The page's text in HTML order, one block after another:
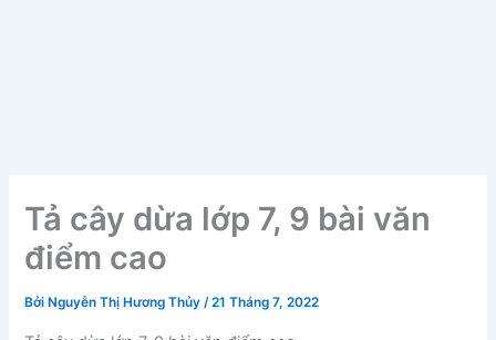
Tả cây dừa lớp 7, 9 bài văn
điểm cao
Bởi Nguyễn Thị Hương Thủy/21 Tháng 7, 2022